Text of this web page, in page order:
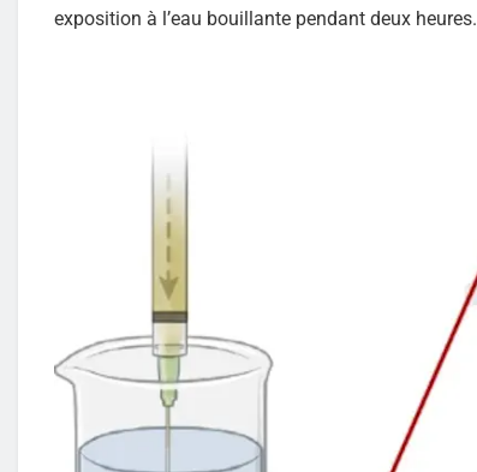
exposition à l’eau bouillante pendant deux heures.